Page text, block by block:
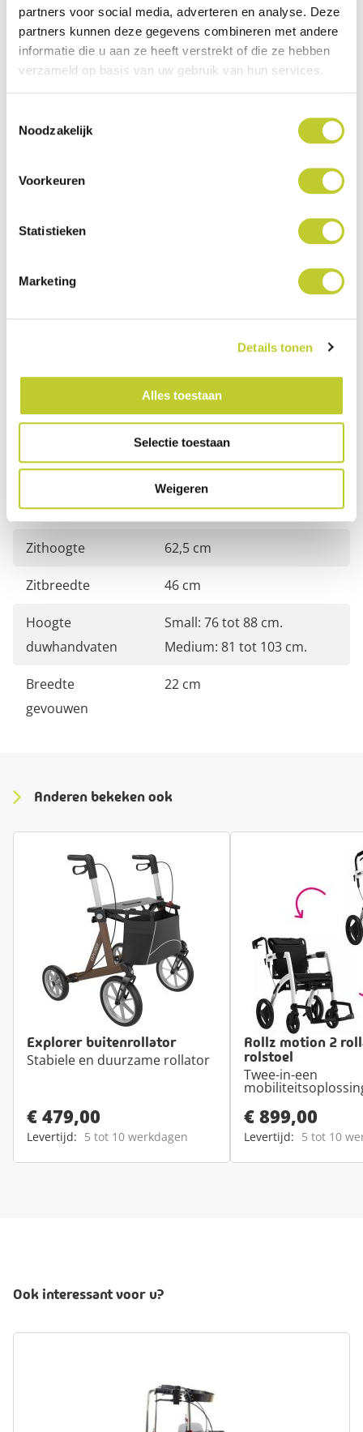
partners voor social media, adverteren en analyse. Deze
partners kunnen deze gegevens combineren met andere
informatie die u aan ze heeft verstrekt of die ze hebben
verzameld op basis van uw gebruik van hun services.
Noodzakelijk
Voorkeuren
Statistieken
Marketing
Details tonen
Alles toestaan
Selectie toestaan
Weigeren
Gewicht 5,8 kg
Max.
150 kg
Gebruik
Kleur
Remkabel in
Nee
Ja
Lengte 67 cm
Breedte 62 cm
Zithoogte 62,5 cm
Zitbreedte 46 cm
Hoogte
duwhandvaten
Small: 76 tot 88 cm.
Medium: 81 tot 103 cm.
Breedte
gevouwen
22 cm
Anderen bekeken ook
Explorer buitenrollator
Stabiele en duurzame rollator
€ 479,00
Levertijd: 5 tot 10 werkdagen
Rollz motion 2
rolstoel
Twee-in-een
€ 899,00
Levertijd: 5 tot 10
Ook interessant voor u?